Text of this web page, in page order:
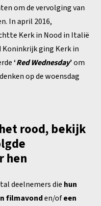
om de vervolging van
In april 2016,
Kerk in Nood in Italië
ging Kerk in
‘Red Wednesday’om
op de woensdag
rood, bekijk
hen
deelnemers die hun
filmavonden/ofeen